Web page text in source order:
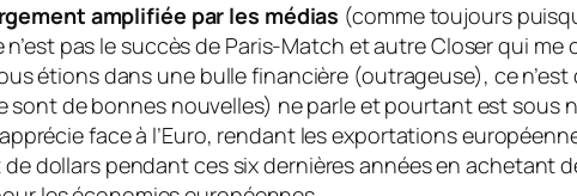
amplifiée par les médias (comme toujours
n’est pas le succès de Paris-Match et autre Closer qui
étions dans une bulle financière (outrageuse), ce
sont de bonnes nouvelles) ne parle et pourtant est sous
face à l’Euro, rendant les exportations
de dollars pendant ces six dernières années en